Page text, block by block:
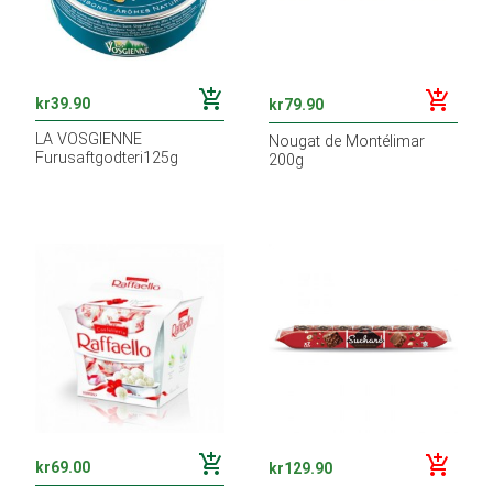
kr39.90 add_shopping_cart
LA VOSGIENNE
Furusaftgodteri125g
kr79.90 add_shopping_cart
Nougat de Montélimar
200g
kr69.00 add_shopping_cart kr129.90 add_shopping_cart